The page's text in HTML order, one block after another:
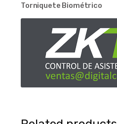
Torniquete Biométrico